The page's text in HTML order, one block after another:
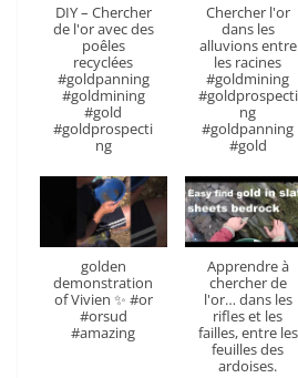
DIY – Chercher
de l'or avec des
poêles
recyclées
#goldpanning
#goldmining
#gold
#goldprospecti
ng
Chercher l'or
dans les
alluvions entre
les racines
#goldmining
#goldprospecti
ng
#goldpanning
#gold
golden
demonstration
of Vivien ✨ #or
#orsud
#amazing
Apprendre à
chercher de
l'or… dans les
rifles et les
failles, entre les
feuilles des
ardoises.